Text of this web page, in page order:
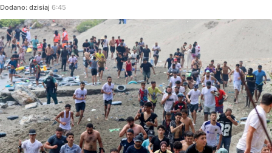
Dodano: dzisiaj 6:45